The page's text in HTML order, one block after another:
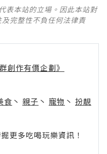
表本站的立場。因此本站對
完整性不負任何法律責
創作有價企劃》
食 丶 親子 丶 寵物 丶 扮靚
更多吃喝玩樂資訊！